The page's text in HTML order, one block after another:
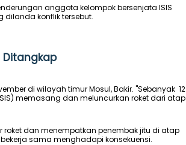
anggota kelompok bersenjata ISIS
konflik tersebut.
Ditangkap
di wilayah timur Mosul, Bakir. "Sebanyak 12
memasang dan meluncurkan roket dari atap
dan menempatkan penembak jitu di atap
sama menghadapi konsekuensi.